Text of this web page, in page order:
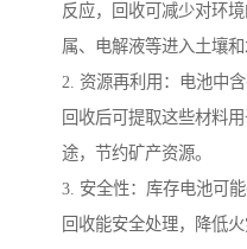
反应，回收可减少对环
属、电解液等进入土壤和
2. 资源再利用：电池中
回收后可提取这些材料
途，节约矿产资源。
3. 安全性：库存电池可
回收能安全处理，降低火